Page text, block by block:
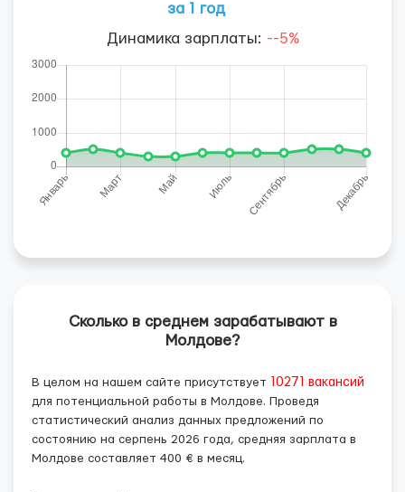
за 1 год
Динамика зарплаты: --5%
Сколько в среднем зарабатывают в
Молдове?
В целом на нашем сайте присутствует
10271 вакансий
для потенциальной работы в Молдове. Проведя
статистический анализ данных предложений по
состоянию на серпень 2026 года, средняя зарплата в
Молдове составляет 400 € в месяц.